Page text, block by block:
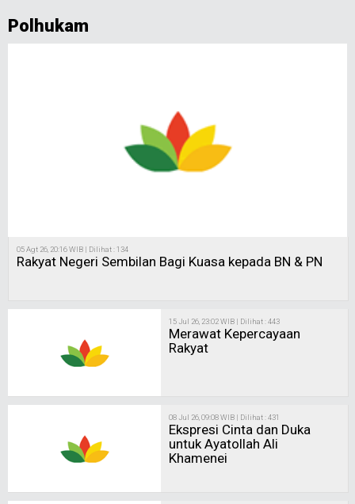
Polhukam
05 Agt 26, 20:16 WIB | Dilihat : 134
Rakyat Negeri Sembilan Bagi Kuasa kepada BN & PN
15 Jul 26, 23:02 WIB | Dilihat : 443
Merawat Kepercayaan
Rakyat
08 Jul 26, 09:08 WIB | Dilihat : 431
Ekspresi Cinta dan Duka
untuk Ayatollah Ali
Khamenei